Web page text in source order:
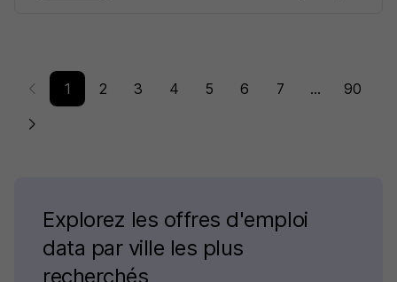
1 2 3 4 5 6 7 ... 90
Explorez les offres d'emploi
data par ville les plus
recherchés